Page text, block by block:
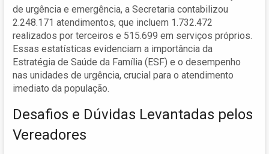
de urgência e emergência, a Secretaria contabilizou
2.248.171 atendimentos, que incluem 1.732.472
realizados por terceiros e 515.699 em serviços próprios.
Essas estatísticas evidenciam a importância da
Estratégia de Saúde da Família (ESF) e o desempenho
nas unidades de urgência, crucial para o atendimento
imediato da população.
Desafios e Dúvidas Levantadas pelos
Vereadores